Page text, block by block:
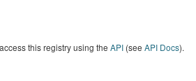
this registry using the API (see API Docs).